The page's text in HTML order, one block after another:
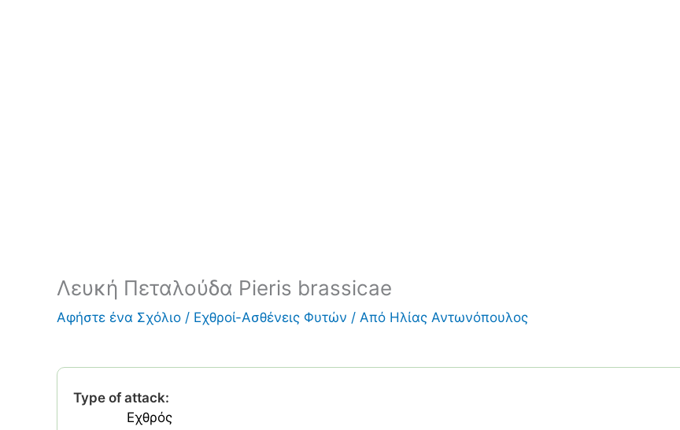
Λευκή Πεταλούδα Pieris brassicae
Αφήστε ένα Σχόλιο / Εχθροί-Ασθένεις Φυτών / Από Ηλίας Αντωνόπουλος
Type of attack:
Εχθρός